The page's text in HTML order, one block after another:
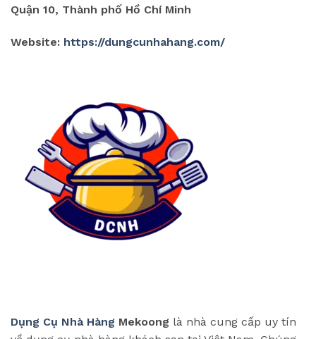
Quận 10, Thành phố Hồ Chí Minh
Website: https://dungcunhahang.com/
Dụng Cụ Nhà Hàng Mekoong là nhà cung cấp uy tín